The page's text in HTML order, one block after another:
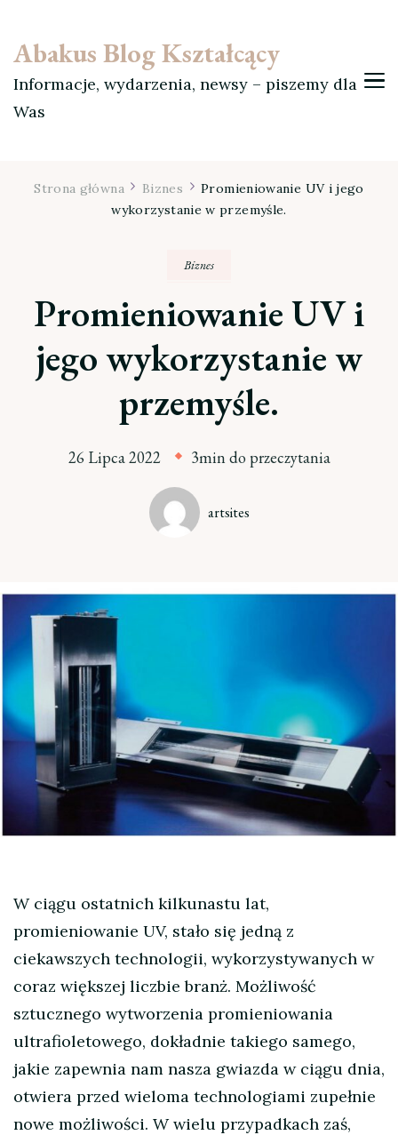
Abakus Blog Kształcący
Informacje, wydarzenia, newsy – piszemy dla
Was
Strona główna Biznes
Promieniowanie UV i jego
wykorzystanie w przemyśle.
Biznes
Promieniowanie UV i
jego wykorzystanie w
przemyśle.
26 Lipca 2022 3min do przeczytania
artsites
W ciągu ostatnich kilkunastu lat,
promieniowanie UV, stało się jedną z
ciekawszych technologii, wykorzystywanych w
coraz większej liczbie branż. Możliwość
sztucznego wytworzenia promieniowania
ultrafioletowego, dokładnie takiego samego,
jakie zapewnia nam nasza gwiazda w ciągu dnia,
otwiera przed wieloma technologiami zupełnie
nowe możliwości. W wielu przypadkach zaś,